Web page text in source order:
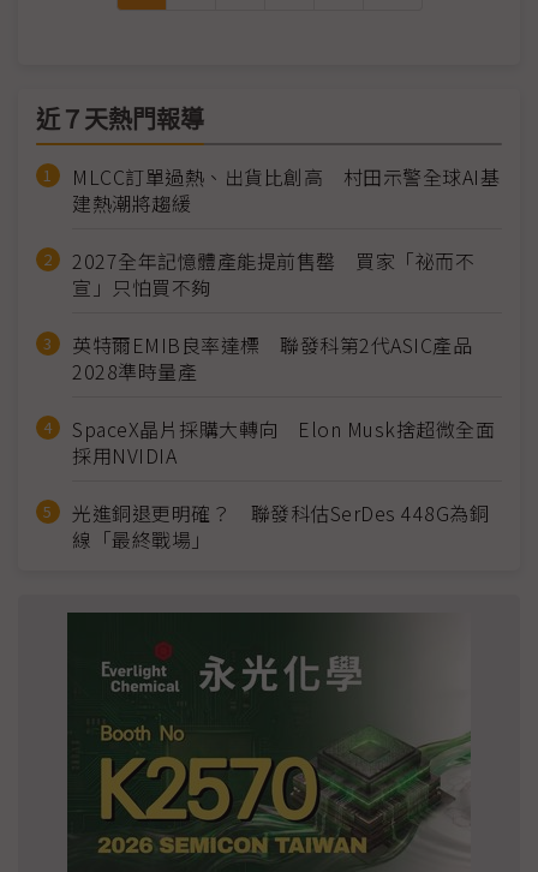
近７天熱門報導
MLCC訂單過熱、出貨比創高 村田示警全球AI基
建熱潮將趨緩
2027全年記憶體產能提前售罄 買家「祕而不
宣」只怕買不夠
英特爾EMIB良率達標 聯發科第2代ASIC產品
2028準時量產
SpaceX晶片採購大轉向 Elon Musk捨超微全面
採用NVIDIA
光進銅退更明確？ 聯發科估SerDes 448G為銅
線「最終戰場」